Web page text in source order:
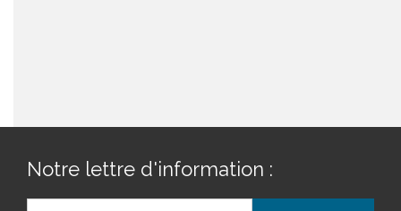
Notre lettre d'information :